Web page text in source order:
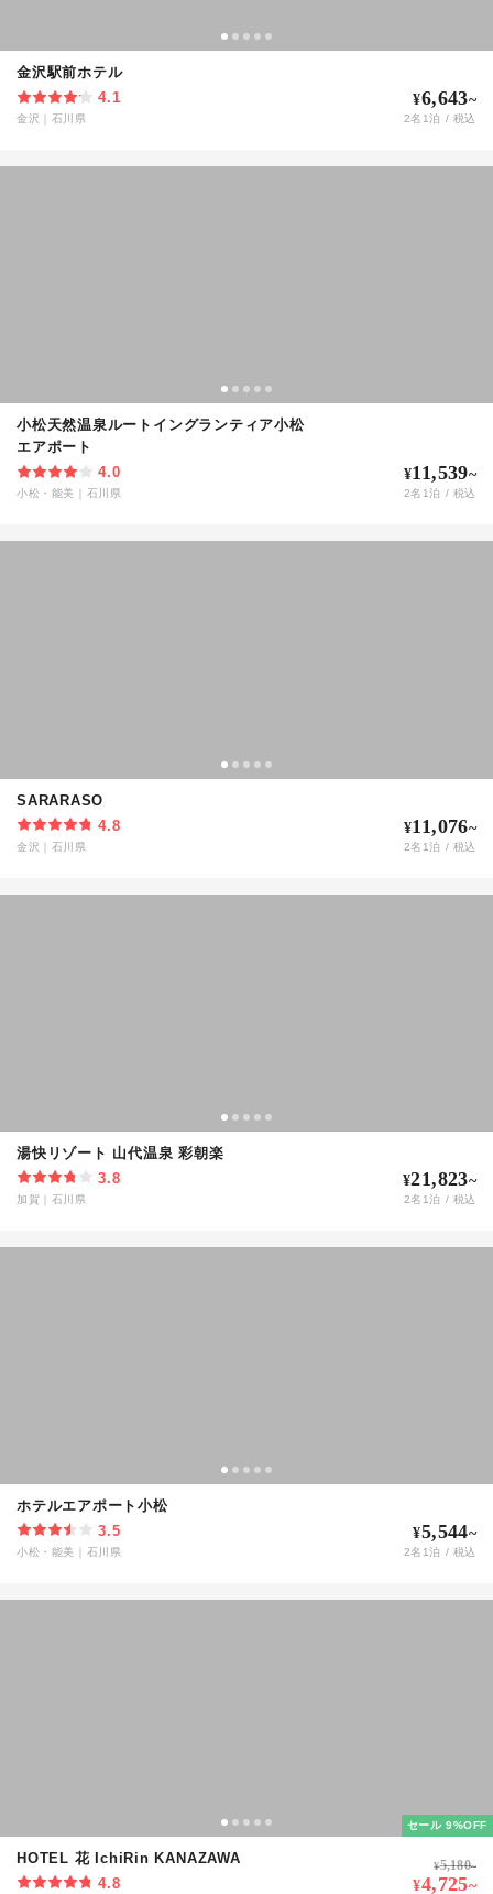
金沢駅前ホテル
4.1
金沢 石川県
¥6,643~
2名 1泊 / 税込
小松天然温泉ルートイングランティア小松
エアポート
4.0
小松・能美 石川県
¥11,539~
2名 1泊 / 税込
SARARASO
4.8
金沢 石川県
¥11,076~
2名 1泊 / 税込
湯快リゾート 山代温泉 彩朝楽
3.8
加賀 石川県
¥21,823~
2名 1泊 / 税込
ホテルエアポート小松
3.5
小松・能美 石川県
¥5,544~
2名 1泊 / 税込
セール 9%OFF
HOTEL 花 IchiRin KANAZAWA
4.8
¥5,180~
¥4,725~